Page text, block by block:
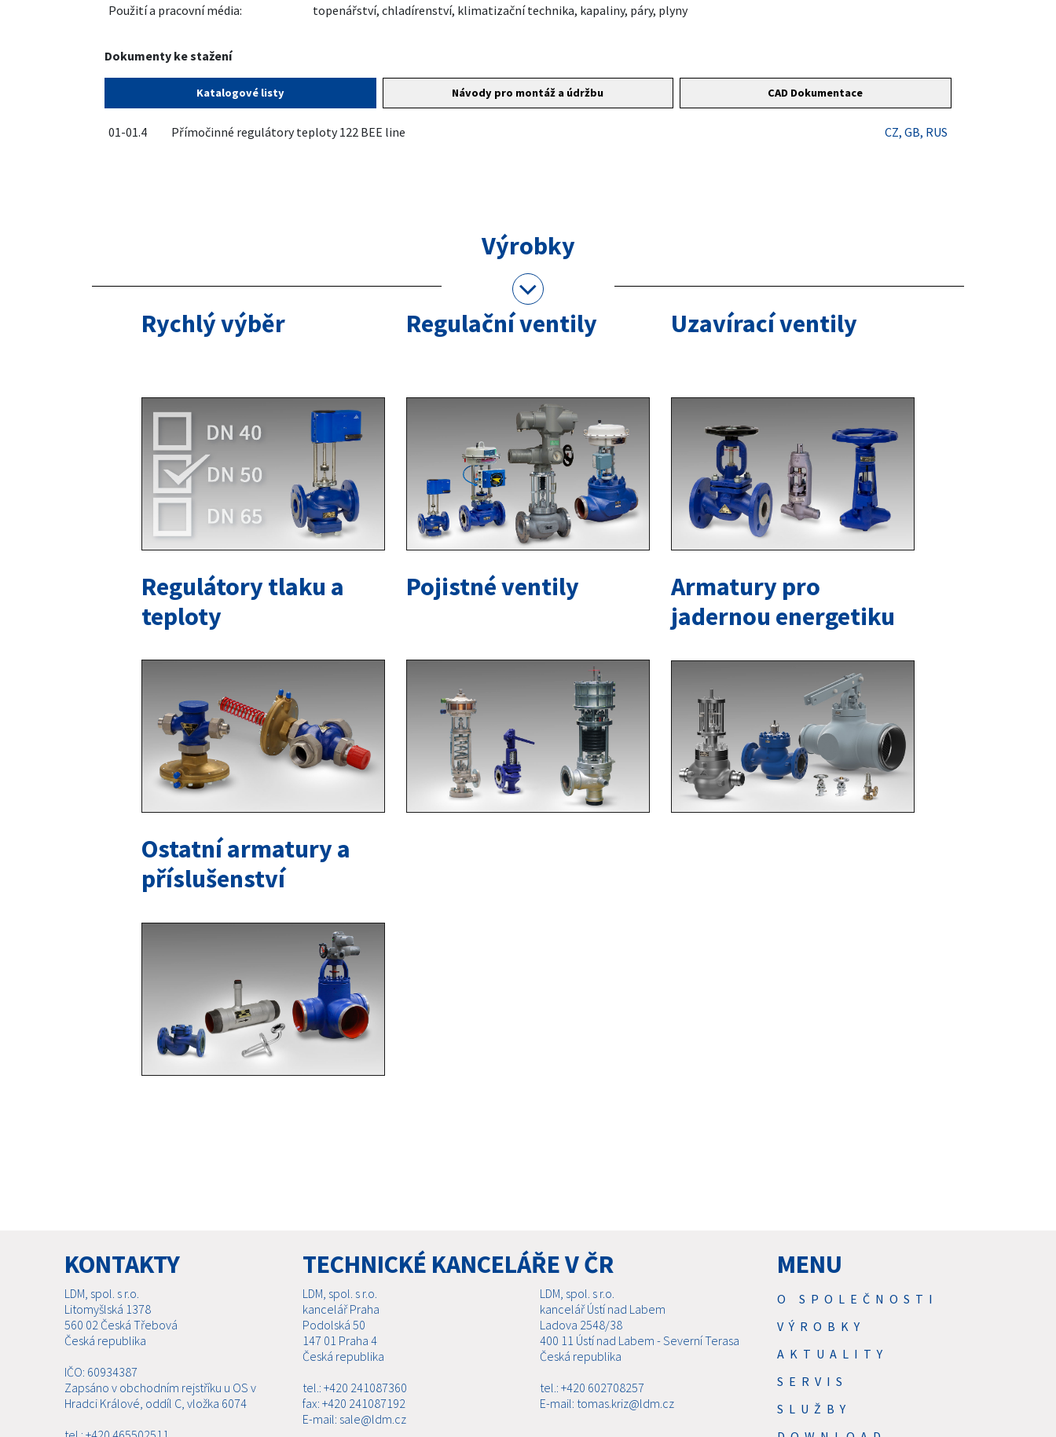
Použití a pracovní média:
topenářství, chladírenství, klimatizační technika, kapaliny, páry, plyny
Dokumenty ke stažení
Katalogové listy Návody pro montáž a údržbu CAD Dokumentace
01-01.4 Přímočinné regulátory teploty 122 BEE line CZ, GB, RUS
Výrobky
Rychlý výběr Regulační ventily Uzavírací ventily
Regulátory tlaku a
teploty
Pojistné ventily
Armatury pro
jadernou energetiku
Ostatní armatury a
příslušenství
KONTAKTY
LDM, spol. s r.o.
Litomyšlská 1378
560 02 Česká Třebová
Česká republika
IČO: 60934387
Zapsáno v obchodním rejstříku u OS v
Hradci Králové, oddíl C, vložka 6074
TECHNICKÉ KANCELÁŘE V ČR
LDM, spol. s r.o.
kancelář Praha
Podolská 50
147 01 Praha 4
Česká republika
tel.: +420 241087360
fax: +420 241087192
E-mail: sale@ldm.cz
LDM, spol. s r.o.
kancelář Ústí nad Labem
Ladova 2548/38
400 11 Ústí nad Labem - Severní Terasa
Česká republika
tel.: +420 602708257
E-mail: tomas.kriz@ldm.cz
MENU
O SPOLEČNOSTI
VÝROBKY
AKTUALITY
SERVIS
SLUŽBY